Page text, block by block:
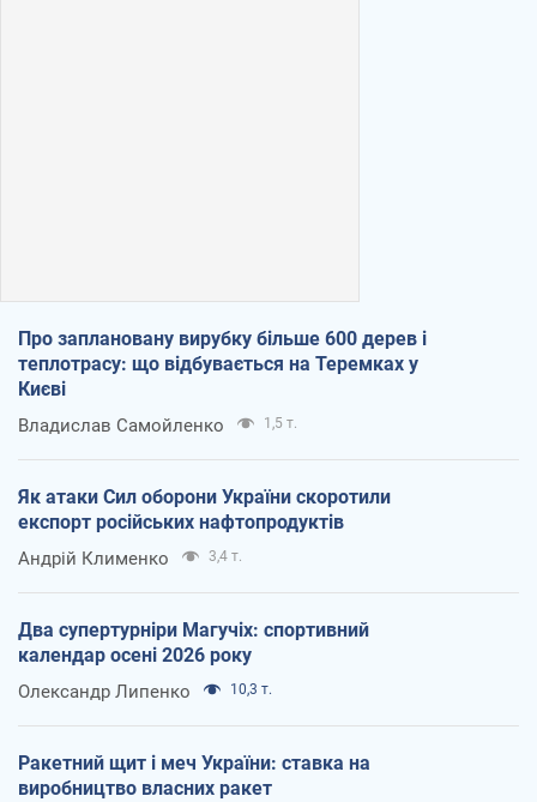
Про заплановану вирубку більше 600 дерев і
теплотрасу: що відбувається на Теремках у
Києві
Владислав Самойленко 1,5 т.
Як атаки Сил оборони України скоротили
експорт російських нафтопродуктів
Андрій Клименко 3,4 т.
Два супертурніри Магучіх: спортивний
календар осені 2026 року
Олександр Липенко 10,3 т.
Ракетний щит і меч України: ставка на
виробництво власних ракет